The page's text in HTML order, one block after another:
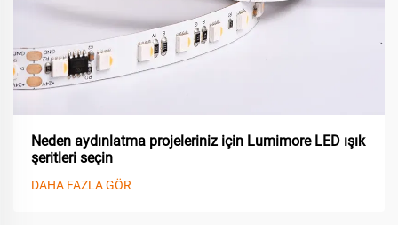
Neden aydınlatma projeleriniz için Lumimore LED ışık
şeritleri seçin
DAHA FAZLA GÖR